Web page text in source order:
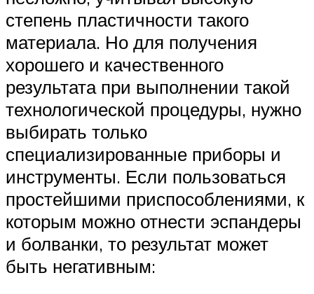
степень пластичности такого
материала. Но для получения
хорошего и качественного
результата при выполнении такой
технологической процедуры, нужно
выбирать только
специализированные приборы и
инструменты. Если пользоваться
простейшими приспособлениями, к
которым можно отнести эспандеры
и болванки, то результат может
быть негативным: